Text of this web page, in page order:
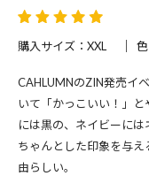
購入サイズ：XXL
CAHLUMNのZIN発売イ
いて「かっこいい！」
には黒の、ネイビーには
ちゃんとした印象を与
由らしい。